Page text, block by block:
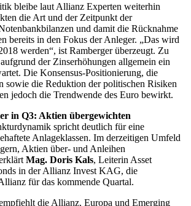
bleibe laut Allianz Experten weiterhin
die Art und der Zeitpunkt der
und damit die Rücknahme
bereits in den Fokus der Anleger. „Das wird
werden“, ist Ramberger überzeugt. Zu
der Zinserhöhungen allgemein ein
Die Konsensus-Positionierung, die
sowie die Reduktion der politischen Risiken
jedoch die Trendwende des Euro bewirkt.
in Q3: Aktien übergewichten
spricht deutlich für eine
Anlageklassen. Im derzeitigen Umfeld
Aktien über- und Anleihen
Mag. Doris Kals, Leiterin Asset
in der Allianz Invest KAG, die
für das kommende Quartal.
die Allianz, Europa und Emerging